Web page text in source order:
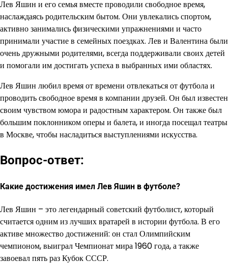
Лев Яшин и его семья вместе проводили свободное время,
наслаждаясь родительским бытом. Они увлекались спортом,
активно занимались физическими упражнениями и часто
принимали участие в семейных поездках. Лев и Валентина были
очень дружными родителями, всегда поддерживали своих детей
и помогали им достигать успеха в выбранных ими областях.
Лев Яшин любил время от времени отвлекаться от футбола и
проводить свободное время в компании друзей. Он был известен
своим чувством юмора и радостным характером. Он также был
большим поклонником оперы и балета, и иногда посещал театры
в Москве, чтобы насладиться выступлениями искусства.
Вопрос-ответ:
Какие достижения имел Лев Яшин в футболе?
Лев Яшин – это легендарный советский футболист, который
считается одним из лучших вратарей в истории футбола. В его
активе множество достижений: он стал Олимпийским
чемпионом, выиграл Чемпионат мира 1960 года, а также
завоевал пять раз Кубок СССР.